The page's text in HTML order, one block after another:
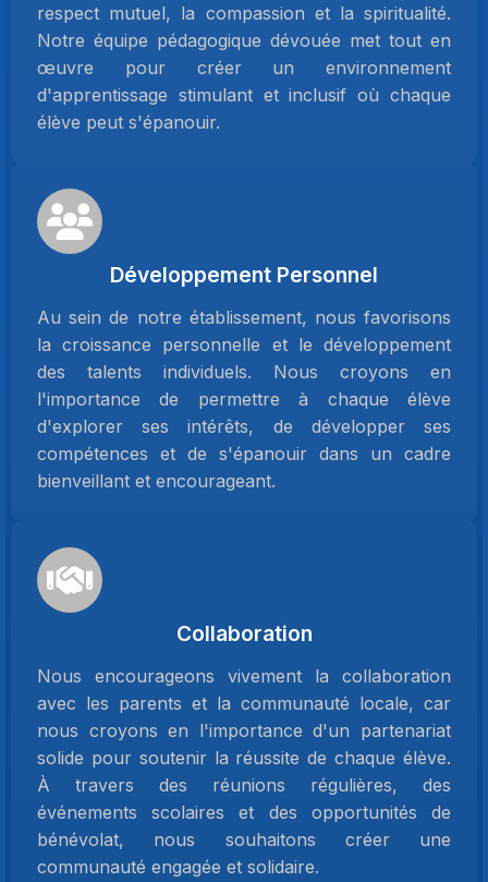
respect mutuel, la compassion et la spiritualité.
Notre équipe pédagogique dévouée met tout en
œuvre pour créer un environnement
d'apprentissage stimulant et inclusif où chaque
élève peut s'épanouir.
Développement Personnel
Au sein de notre établissement, nous favorisons
la croissance personnelle et le développement
des talents individuels. Nous croyons en
l'importance de permettre à chaque élève
d'explorer ses intérêts, de développer ses
compétences et de s'épanouir dans un cadre
bienveillant et encourageant.
Collaboration
Nous encourageons vivement la collaboration
avec les parents et la communauté locale, car
nous croyons en l'importance d'un partenariat
solide pour soutenir la réussite de chaque élève.
À travers des réunions régulières, des
événements scolaires et des opportunités de
bénévolat, nous souhaitons créer une
communauté engagée et solidaire.